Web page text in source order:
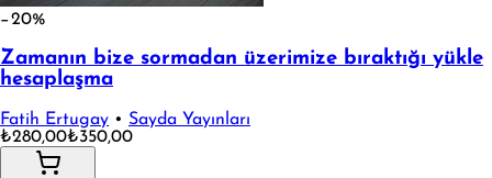
−20%
Zamanın bize sormadan üzerimize bıraktığı yükle
hesaplaşma
Fatih Ertugay • Sayda Yayınları
₺280,00₺350,00